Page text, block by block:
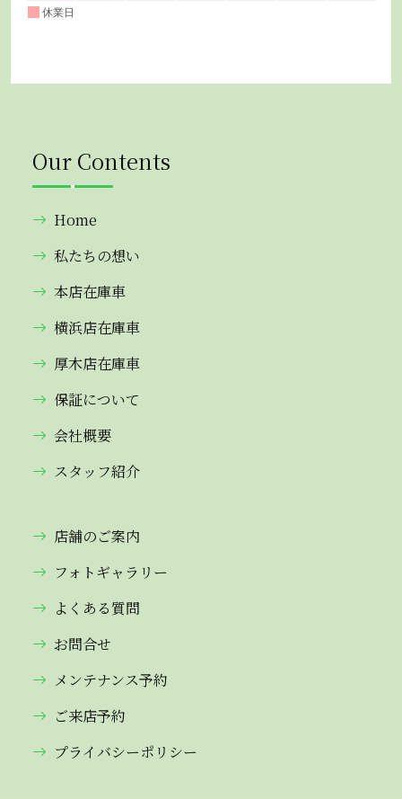
Our Contents
Home
私たちの想い
本店在庫車
横浜店在庫車
厚木店在庫車
保証について
会社概要
スタッフ紹介
店舗のご案内
フォトギャラリー
よくある質問
お問合せ
メンテナンス予約
ご来店予約
プライバシーポリシー